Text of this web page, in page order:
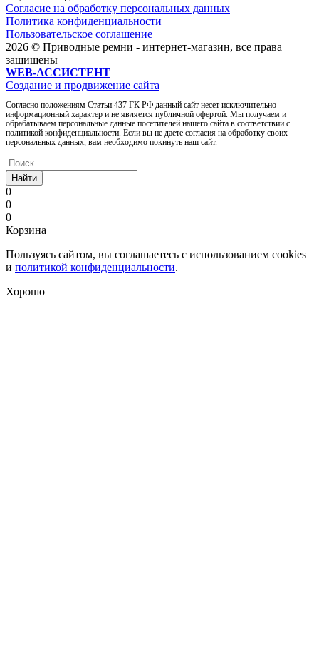
Согласие на обработку персональных данных
Политика конфиденциальности
Пользовательское соглашение
2026 © Приводные ремни - интернет-магазин, все права
защищены
WEB-АССИСТЕНТ
Создание и продвижение сайта
Согласно положениям Статьи 437 ГК РФ данный сайт несет исключительно
информационный характер и не является публичной офертой. Мы получаем и
обрабатываем персональные данные посетителей нашего сайта в соответствии с
политикой конфиденциальности. Если вы не даете согласия на обработку своих
персональных данных, вам необходимо покинуть наш сайт.
Найти
0
0
0
Корзина
Пользуясь сайтом, вы соглашаетесь с использованием cookies
и политикой конфиденциальности.
Хорошо